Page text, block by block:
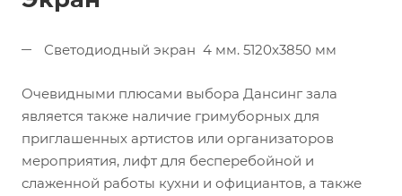
Светодиодный экран 4 мм. 5120x3850 мм
Очевидными плюсами выбора Дансинг зала
является также наличие гримуборных для
приглашенных артистов или организаторов
мероприятия, лифт для бесперебойной и
слаженной работы кухни и официантов, а также